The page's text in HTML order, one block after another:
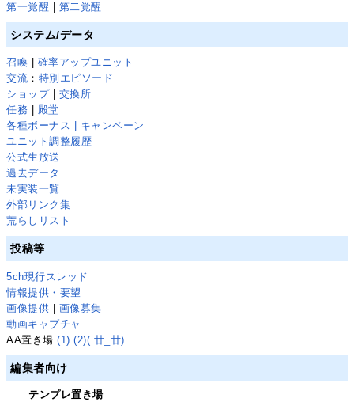
第一覚醒
第二覚醒
システム/データ
召喚
確率アップユニット
交流 ： 特別エピソード
ショップ| 交換所
任務
殿堂
各種ボーナス | キャンペーン
ユニット調整履歴
公式生放送
過去データ
未実装一覧
外部リンク集
荒らしリスト
投稿等
5ch現行スレッド
情報提供・要望
画像提供 | 画像募集
動画キャプチャ
AA置き場(1) (2)( 廿_廿)
編集者向け
テンプレ置き場